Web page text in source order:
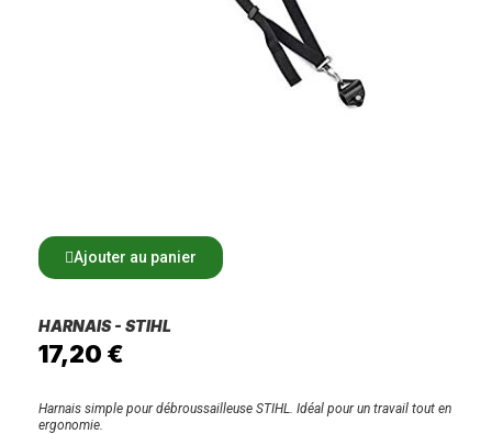
Ajouter au panier
HARNAIS - STIHL
17,20 €
Harnais simple pour débroussailleuse STIHL. Idéal pour un travail tout en
ergonomie.